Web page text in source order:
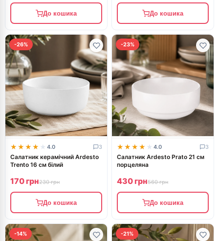
До кошика До кошика
-26%
★★★★★
★★★★★ 4.0 3
Салатник керамічний Ardesto
Trento 16 см білий
170 грн230 грн
До кошика
-23%
★★★★★
★★★★★ 4.0 3
Салатник Ardesto Prato 21 см
порцеляна
430 грн560 грн
До кошика
-14% -21%